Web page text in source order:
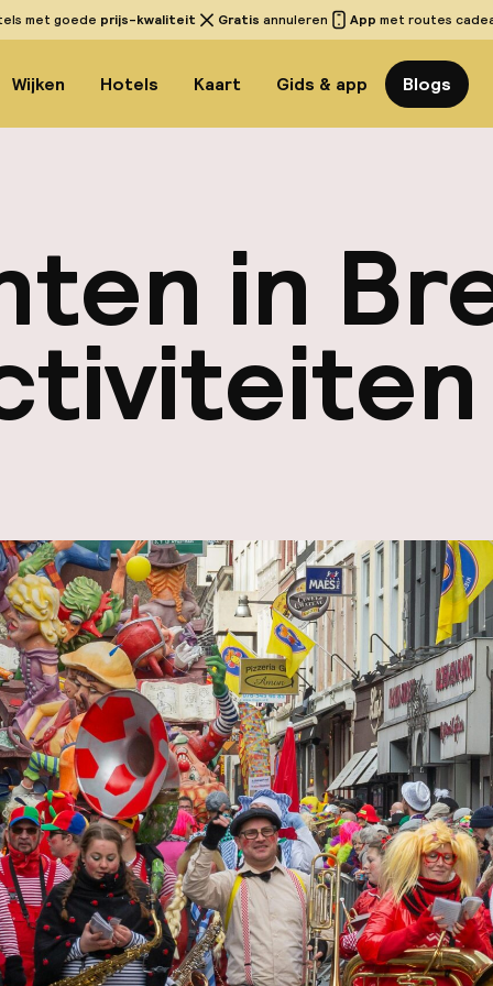
met goede prijs-kwaliteit Gratis annuleren App met routes
Wijken Hotels Kaart Gids & app Blogs
in